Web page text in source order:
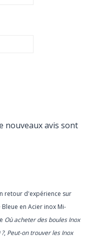
nouveaux avis sont
retour d'expérience sur
en Acier inox Mi-
Où acheter des boules Inox
, Peut-on trouver les Inox